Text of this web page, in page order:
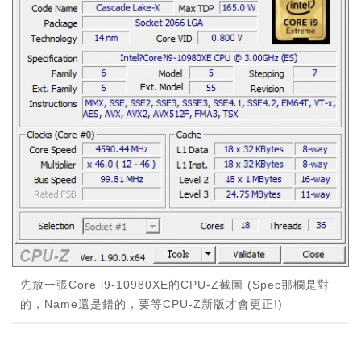
先放一張Core i9-10980XE的CPU-Z截圖 (Spec那欄是對
的，Name還是錯的，要等CPU-Z新版才會更正!)